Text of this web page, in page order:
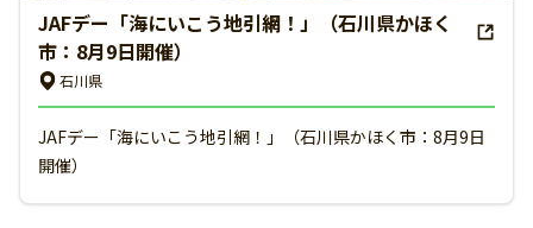
JAFデー「海にいこう地引網！」（石川県かほく
市：8月9日開催）
石川県
JAFデー「海にいこう地引網！」（石川県かほく市：8月9日
開催）